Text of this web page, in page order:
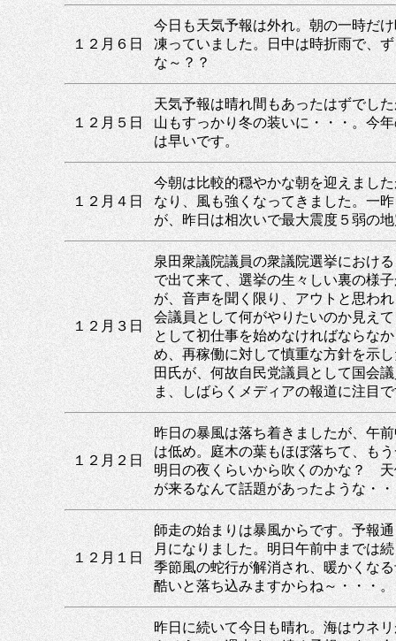
１２月６日
今日も天気予報は外れ。朝の一時だ
凍っていました。日中は時折雨で、
な～？？
１２月５日
天気予報は晴れ間もあったはずでし
山もすっかり冬の装いに・・・。今
は早いです。
１２月４日
今朝は比較的穏やかな朝を迎えまし
なり、風も強くなってきました。一
が、昨日は相次いで最大震度５弱の
１２月３日
泉田衆議院議員の衆議院選挙におけ
で出て来て、選挙の生々しい裏の様
が、音声を聞く限り、アウトと思わ
会議員として何がやりたいのか見え
として初仕事を始めなければならな
め、再稼働に対して慎重な方針を示
田氏が、何故自民党議員として国会
ま、しばらくメディアの報道に注目
１２月２日
昨日の暴風は落ち着きましたが、午
は低め。庭木の葉もほぼ落ちて、も
明日の夜くらいから吹くのかな？
が来るなんて話題があったような・
１２月１日
師走の始まりは暴風からです。予報
月になりました。明日午前中までは
季節風の蛇行が解消され、暖かくな
酷いと落ち込みますからね～・・・。
昨日に続いて今日も晴れ。海はウネ